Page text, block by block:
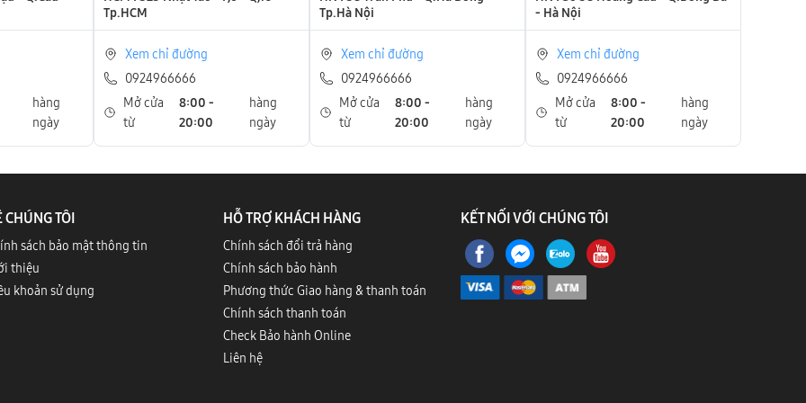
mực.
hỏng nhưng bạn chỉ cần sửa chữa lại giá rẻ hơn rất nhiều. Sau
được bạn tham khảo:
mạnh nhưng hình ảnh vẫn hiển thị và cảm ứng vẫn sử dụng
mặt kính bên ngoài là được, bạn tham khảo bảng giá tại thay
vuốt được trên màn hình. Trường hợp này chỉ cần thay ép
hàng
ngày
Tp.HCM
Xem chỉ đường
0924966666
Mở cửa
từ
8:00 -
20:00
hàng
ngày
Tp.Hà Nội
Xem chỉ đường
0924966666
Mở cửa
từ
8:00 -
20:00
hàng
ngày
- Hà Nội
Xem chỉ đường
0924966666
Mở cửa
từ
8:00 -
20:00
hàng
ngày
CHÚNG TÔI
sách bảo mật thông tin
thiệu
khoản sử dụng
HỖ TRỢ KHÁCH HÀNG
Chính sách đổi trả hàng
Chính sách bảo hành
Phương thức Giao hàng & thanh toán
Chính sách thanh toán
Check Bảo hành Online
Liên hệ
KẾT NỐI VỚI CHÚNG TÔI